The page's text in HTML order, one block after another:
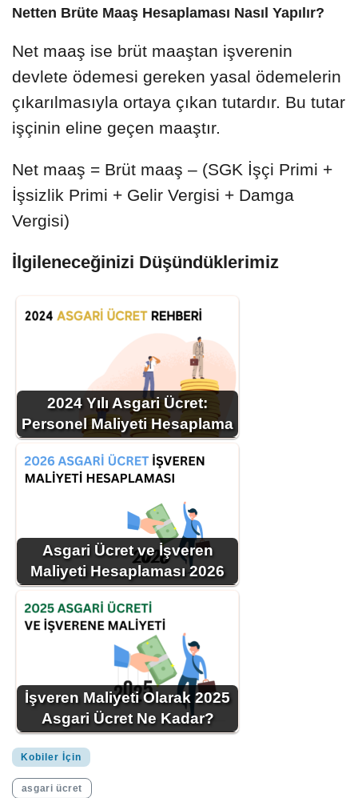
Netten Brüte Maaş Hesaplaması Nasıl Yapılır?
Net maaş ise brüt maaştan işverenin
devlete ödemesi gereken yasal ödemelerin
çıkarılmasıyla ortaya çıkan tutardır. Bu tutar
işçinin eline geçen maaştır.
Net maaş = Brüt maaş – (SGK İşçi Primi +
İşsizlik Primi + Gelir Vergisi + Damga
Vergisi)
İlgileneceğinizi Düşündüklerimiz
2024 Yılı Asgari Ücret:
Personel Maliyeti Hesaplama
Asgari Ücret ve İşveren
Maliyeti Hesaplaması 2026
İşveren Maliyeti Olarak 2025
Asgari Ücret Ne Kadar?
Kobiler İçin
asgari ücret